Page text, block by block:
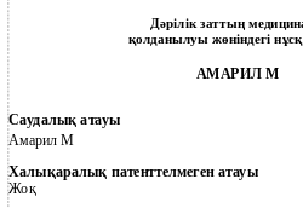
Дәрілік заттың
қолданылуы жөніндегі
АМАРИЛ М
Саудалық атауы
Амарил М
Халықаралық патенттелмеген атауы
Жоқ